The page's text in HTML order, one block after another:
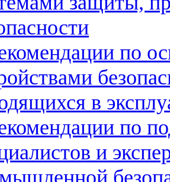
по
в
по
и